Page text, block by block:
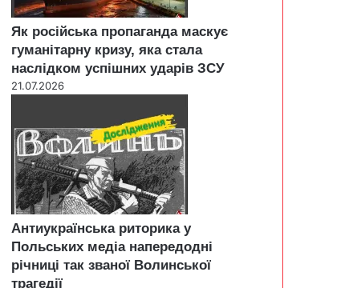
Як російська пропаганда маскує
гуманітарну кризу, яка стала
наслідком успішних ударів ЗСУ
21.07.2026
Антиукраїнська риторика у
Польських медіа напередодні
річниці так званої Волинської
трагедії